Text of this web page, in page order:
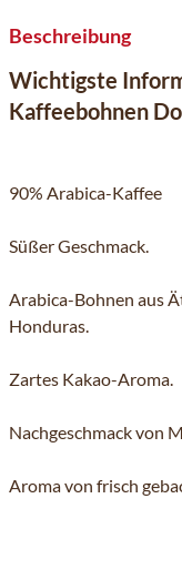
Beschreibung
Wichtigste
Kaffeebohnen
90% Arabica-Kaffee
Süßer Geschmack.
Arabica-Bohnen aus
Honduras.
Zartes Kakao-Aroma.
Nachgeschmack von
Aroma von frisch